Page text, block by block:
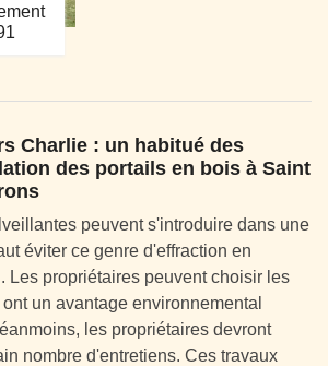
Charlie : un habitué des
des portails en bois à Saint
peuvent s'introduire dans une
éviter ce genre d'effraction en
Les propriétaires peuvent choisir les
un avantage environnemental
les propriétaires devront
nombre d'entretiens. Ces travaux